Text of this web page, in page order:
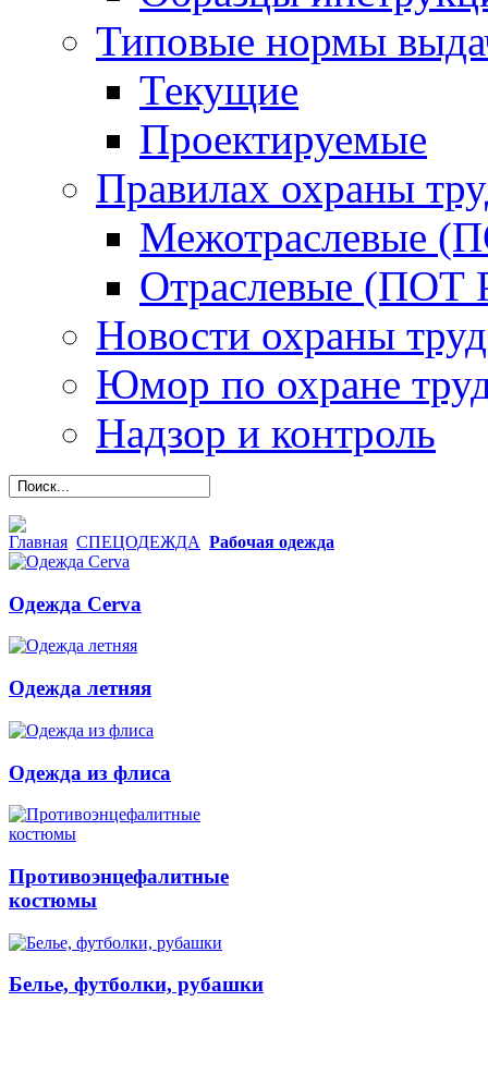
Типовые нормы
Текущие
Проектируемые
Правилах охраны
Межотраслевые
Отраслевые (ПОТ
Новости охраны
Юмор по охране
Надзор и контроль
Главная СПЕЦОДЕЖДА Рабочая одежда
Одежда Cerva
Одежда летняя
Одежда из флиса
Противоэнцефалитные
костюмы
Белье, футболки, рубашки